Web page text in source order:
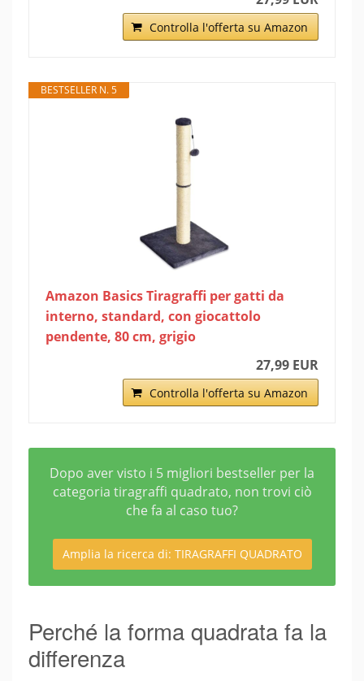
Controlla l'offerta su Amazon
BESTSELLER N. 5
Amazon Basics Tiragraffi per gatti da
interno, standard, con giocattolo
pendente, 80 cm, grigio
27,99 EUR
Controlla l'offerta su Amazon
Dopo aver visto i 5 migliori bestseller per la
categoria tiragraffi quadrato, non trovi ciò
che fa al caso tuo?
Amplia la ricerca di: TIRAGRAFFI QUADRATO
Perché la forma quadrata fa la
differenza